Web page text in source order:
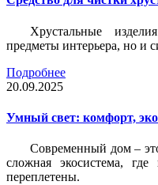
Хрустальные
предметы интерьера, но и
Подробнее
20.09.2025
Умный свет: комфорт,
Современный дом –
сложная экосистема,
переплетены.